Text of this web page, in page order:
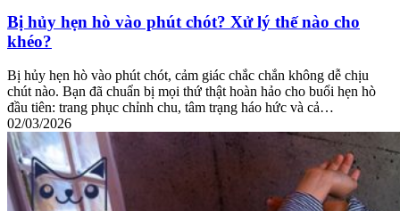
Bị hủy hẹn hò vào phút chót? Xử lý thế nào cho
khéo?
Bị hủy hẹn hò vào phút chót, cảm giác chắc chắn không dễ chịu
chút nào. Bạn đã chuẩn bị mọi thứ thật hoàn hảo cho buổi hẹn hò
đầu tiên: trang phục chỉnh chu, tâm trạng háo hức và cả…
02/03/2026